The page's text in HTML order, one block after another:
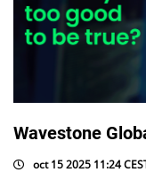
Wavestone
oct 15 2025 11:24